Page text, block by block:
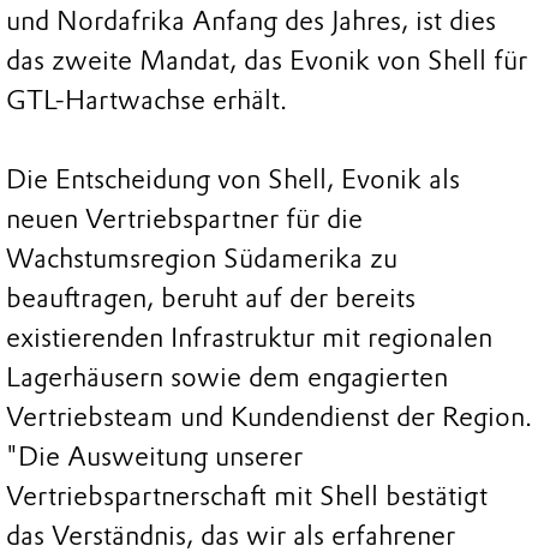
und Nordafrika Anfang des Jahres, ist dies
das zweite Mandat, das Evonik von Shell für
GTL-Hartwachse erhält.
Die Entscheidung von Shell, Evonik als
neuen Vertriebspartner für die
Wachstumsregion Südamerika zu
beauftragen, beruht auf der bereits
existierenden Infrastruktur mit regionalen
Lagerhäusern sowie dem engagierten
Vertriebsteam und Kundendienst der Region.
"Die Ausweitung unserer
Vertriebspartnerschaft mit Shell bestätigt
das Verständnis, das wir als erfahrener